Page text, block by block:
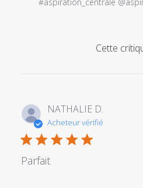
Sep
24
2021
Cette
NATHALIE D.
Acheteur vérifié
Parfait